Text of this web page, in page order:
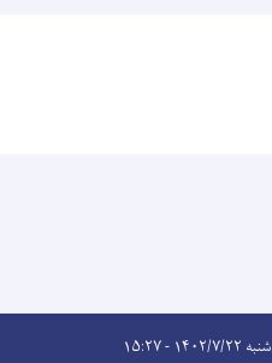
شنبه ۱۴۰۲/۷/۲۲ - ۱۵:۲۷